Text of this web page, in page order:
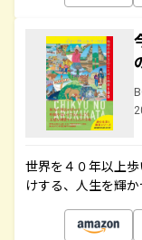
世界を４０年以上
けする、人生を輝